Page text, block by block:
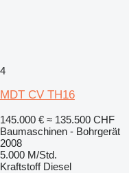
4
MDT CV TH16
145.000 € ≈ 135.500 CHF
Baumaschinen - Bohrgerät
2008
5.000 M/Std.
Kraftstoff Diesel